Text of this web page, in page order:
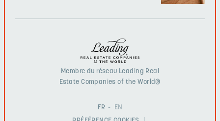
Membre du réseau Leading Real
Estate Companies of the World®
FR
EN